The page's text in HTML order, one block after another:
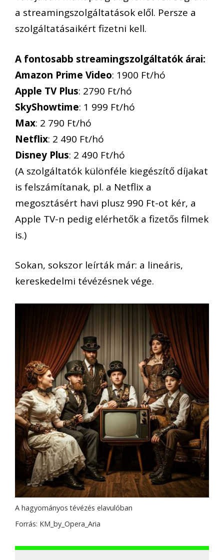
a streamingszolgáltatások elől. Persze a
szolgáltatásaikért fizetni kell.
A fontosabb streamingszolgáltatók árai:
Amazon Prime Video: 1900 Ft/hó
Apple TV Plus: 2790 Ft/hó
SkyShowtime: 1 999 Ft/hó
Max: 2 790 Ft/hó
Netflix: 2 490 Ft/hó
Disney Plus: 2 490 Ft/hó
(A szolgáltatók különféle kiegészítő díjakat
is felszámítanak, pl. a Netflix a
megosztásért havi plusz 990 Ft-ot kér, a
Apple TV-n pedig elérhetők a fizetős filmek
is.)
Sokan, sokszor leírták már: a lineáris,
kereskedelmi tévézésnek vége.
A hagyományos tévézés elavulóban
Forrás: KM_by_Opera_Aria